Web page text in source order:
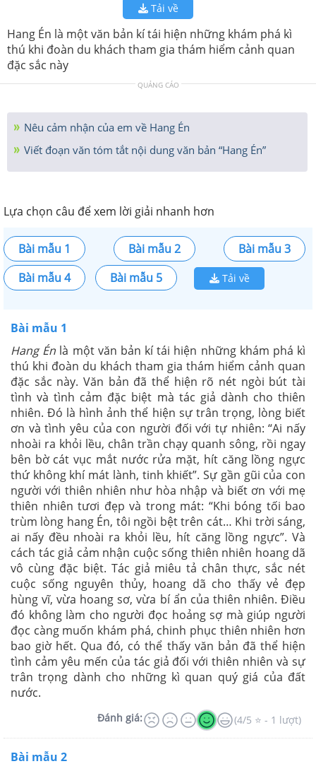
Tải về
Hang Én là một văn bản kí tái hiện những khám phá kì
thú khi đoàn du khách tham gia thám hiểm cảnh quan
đặc sắc này
QUẢNG CÁO
Nêu cảm nhận của em về Hang Én
Viết đoạn văn tóm tắt nội dung văn bản “Hang Én”
Lựa chọn câu để xem lời giải nhanh hơn
Bài mẫu 1 Bài mẫu 2
Bài mẫu 3
Bài mẫu 4
Bài mẫu 5 Tải về
Bài mẫu 1
Hang Én là một văn bản kí tái hiện những khám phá kì
thú khi đoàn du khách tham gia thám hiểm cảnh quan
đặc sắc này. Văn bản đã thể hiện rõ nét ngòi bút tài
tình và tình cảm đặc biệt mà tác giả dành cho thiên
nhiên. Đó là hình ảnh thể hiện sự trân trọng, lòng biết
ơn và tình yêu của con người đối với tự nhiên: “Ai nấy
nhoài ra khỏi lều, chân trần chạy quanh sông, rồi ngay
bên bờ cát vục mắt nước rửa mặt, hít căng lồng ngực
thứ không khí mát lành, tinh khiết”. Sự gần gũi của con
người với thiên nhiên như hòa nhập và biết ơn với mẹ
thiên nhiên tươi đẹp và trong mát: “Khi bóng tối bao
trùm lòng hang Én, tôi ngồi bệt trên cát… Khi trời sáng,
ai nấy đều nhoài ra khỏi lều, hít căng lồng ngực”. Và
cách tác giả cảm nhận cuộc sống thiên nhiên hoang dã
vô cùng đặc biệt. Tác giả miêu tả chân thực, sắc nét
cuộc sống nguyên thủy, hoang dã cho thấy vẻ đẹp
hùng vĩ, vừa hoang sơ, vừa bí ẩn của thiên nhiên. Điều
đó không làm cho người đọc hoảng sợ mà giúp người
đọc càng muốn khám phá, chinh phục thiên nhiên hơn
bao giờ hết. Qua đó, có thể thấy văn bản đã thể hiện
tình cảm yêu mến của tác giả đối với thiên nhiên và sự
trân trọng dành cho những kì quan quý giá của đất
nước.
Đánh giá: (4/5 ⭐ - 1 lượt)
Bài mẫu 2